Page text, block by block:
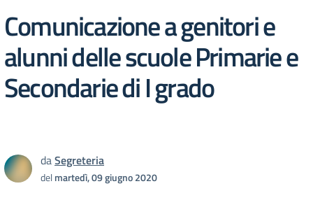
Comunicazione a genitori e
alunni delle scuole Primarie e
Secondarie di I grado
daSegreteria
delmartedì, 09 giugno 2020